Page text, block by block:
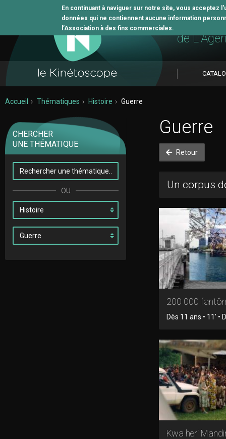
En continuant à naviguer sur notre site, vous
données qui ne contiennent aucune information
l’Association à des fins commerciales. L'outil
de
Accueil Thématiques Histoire Guerre
CHERCHER
UNE THÉMATIQUE
Guerre
Retour
Un corpus
200 000
Dès 11 ans • 11' •
Kwa heri